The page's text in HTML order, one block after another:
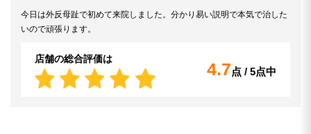
今日は外反母趾で初めて来院しました。分かり易い説明で本気で治した
いので頑張ります。
店舗の総合評価は
4.7点 / 5点中